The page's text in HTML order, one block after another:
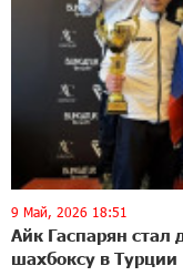
9 Май, 2026 18:51
Айк Гаспарян
шахбоксу в Турции